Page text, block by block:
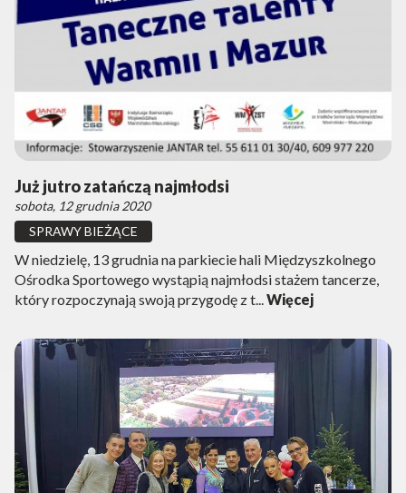
Już jutro zatańczą najmłodsi
sobota, 12 grudnia 2020
SPRAWY BIEŻĄCE
W niedzielę, 13 grudnia na parkiecie hali Międzyszkolnego
Ośrodka Sportowego wystąpią najmłodsi stażem tancerze,
który rozpoczynają swoją przygodę z t...Więcej